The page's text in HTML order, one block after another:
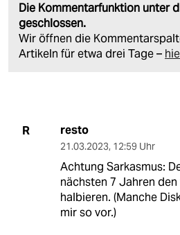
Die Kommentarfunktion unter
geschlossen.
Wir öffnen die
Artikeln für etwa drei Tage –
R resto
21.03.2023, 12:59 Uhr
Achtung Sarkasmus:
nächsten 7 Jahren
halbieren. (Manche
mir so vor.)